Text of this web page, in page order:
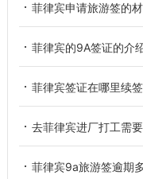
菲律宾申请旅游签的
菲律宾的9A签证的介
菲律宾签证在哪里续
去菲律宾进厂打工需
菲律宾9a旅游签逾期